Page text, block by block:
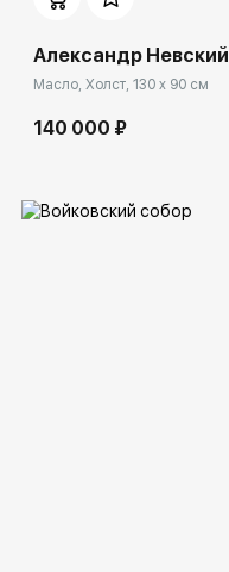
Александр
Масло, Холст, 130 x 90 см
140 000 ₽